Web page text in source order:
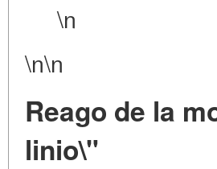
\n
\n\n
Reago de la
linio\"